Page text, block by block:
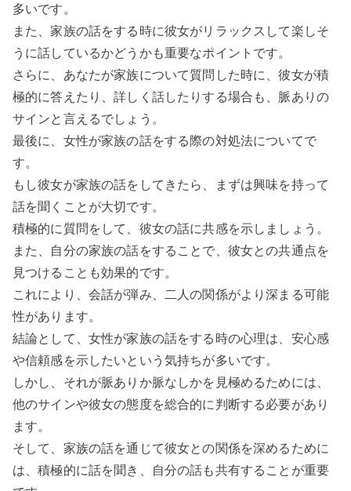
多いです。
また、家族の話をする時に彼女がリラックスして楽しそ
うに話しているかどうかも重要なポイントです。
さらに、あなたが家族について質問した時に、彼女が積
極的に答えたり、詳しく話したりする場合も、脈ありの
サインと言えるでしょう。
最後に、女性が家族の話をする際の対処法についてで
す。
もし彼女が家族の話をしてきたら、まずは興味を持って
話を聞くことが大切です。
積極的に質問をして、彼女の話に共感を示しましょう。
また、自分の家族の話をすることで、彼女との共通点を
見つけることも効果的です。
これにより、会話が弾み、二人の関係がより深まる可能
性があります。
結論として、女性が家族の話をする時の心理は、安心感
や信頼感を示したいという気持ちが多いです。
しかし、それが脈ありか脈なしかを見極めるためには、
他のサインや彼女の態度を総合的に判断する必要があり
ます。
そして、家族の話を通じて彼女との関係を深めるために
は、積極的に話を聞き、自分の話も共有することが重要